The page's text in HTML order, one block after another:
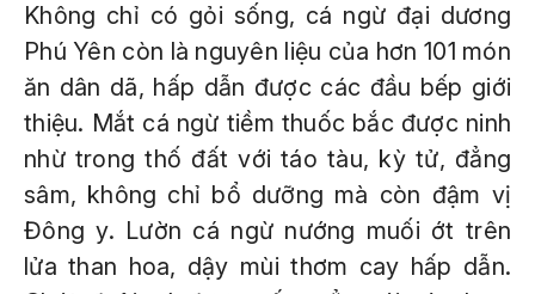
Không chỉ có gỏi sống, cá ngừ đại dương
Phú Yên còn là nguyên liệu của hơn 101 món
ăn dân dã, hấp dẫn được các đầu bếp giới
thiệu. Mắt cá ngừ tiềm thuốc bắc được ninh
nhừ trong thố đất với táo tàu, kỳ tử, đẳng
sâm, không chỉ bổ dưỡng mà còn đậm vị
Đông y. Lườn cá ngừ nướng muối ớt trên
lửa than hoa, dậy mùi thơm cay hấp dẫn.